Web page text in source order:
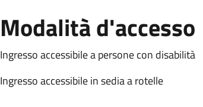
Modalità d'accesso
Ingresso accessibile a persone con disabilità
Ingresso accessibile in sedia a rotelle